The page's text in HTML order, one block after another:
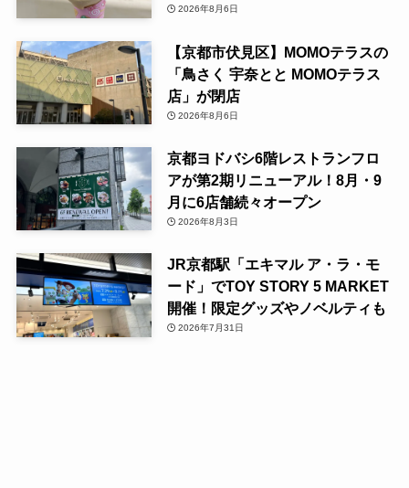
2026年8月6日
【京都市伏見区】MOMOテラスの
「鳥さく 宇奈とと MOMOテラス
店」が閉店
2026年8月6日
京都ヨドバシ6階レストランフロ
アが第2期リニューアル！8月・9
月に6店舗続々オープン
2026年8月3日
JR京都駅「エキマル ア・ラ・モ
ード」でTOY STORY 5 MARKET
開催！限定グッズやノベルティも
2026年7月31日